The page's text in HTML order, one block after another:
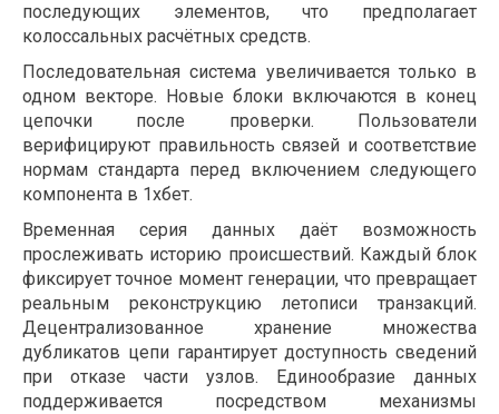
последующих элементов, что предполагает
колоссальных расчётных средств.
Последовательная система увеличивается только в
одном векторе. Новые блоки включаются в конец
цепочки после проверки. Пользователи
верифицируют правильность связей и соответствие
нормам стандарта перед включением следующего
компонента в 1хбет.
Временная серия данных даёт возможность
прослеживать историю происшествий. Каждый блок
фиксирует точное момент генерации, что превращает
реальным реконструкцию летописи транзакций.
Децентрализованное хранение множества
дубликатов цепи гарантирует доступность сведений
при отказе части узлов. Единообразие данных
поддерживается посредством механизмы